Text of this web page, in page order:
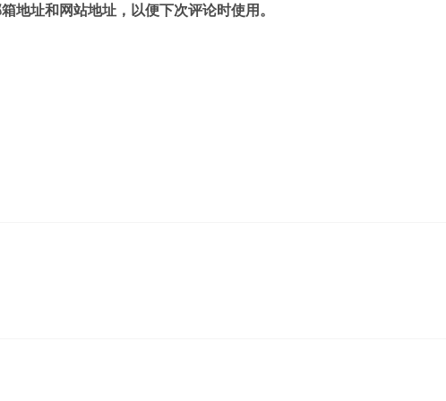
地址和网站地址，以便下次评论时使用。